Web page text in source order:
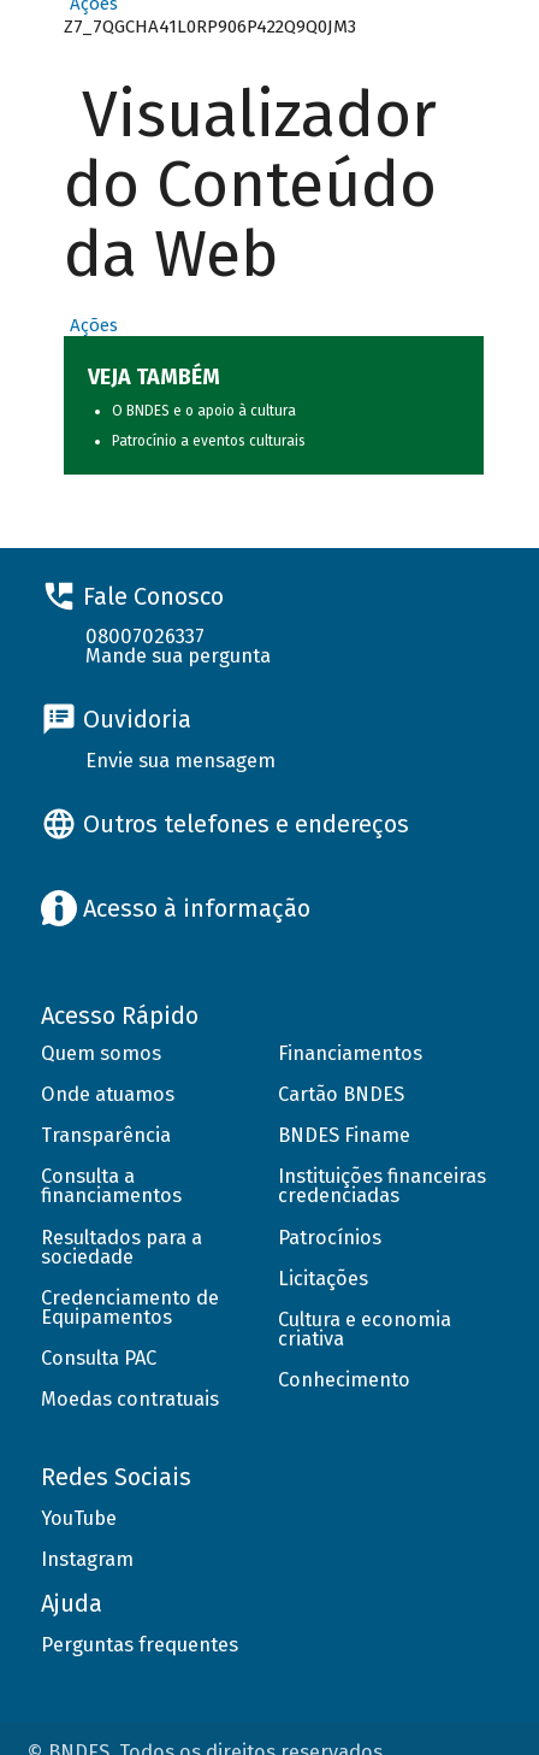
Z7_7QGCHA41L0RP906P422Q9Q0JM3
Visualizador
do Conteúdo
da Web
Ações
VEJA TAMBÉM
O BNDES e o apoio à cultura
Patrocínio a eventos culturais
Fale Conosco
08007026337
Mande sua pergunta
Ouvidoria
Envie sua mensagem
Outros telefones e endereços
Acesso à informação
Acesso Rápido
Quem somos
Onde atuamos
Transparência
Consulta a
financiamentos
Resultados para a
sociedade
Credenciamento de
Equipamentos
Consulta PAC
Moedas contratuais
Financiamentos
Cartão BNDES
BNDES Finame
Instituições financeiras
credenciadas
Patrocínios
Licitações
Cultura e economia
criativa
Conhecimento
Redes Sociais
YouTube
Instagram
Ajuda
Perguntas frequentes